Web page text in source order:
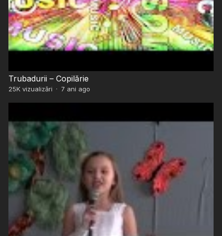
Trubadurii – Copilărie
25Kvizualizări · 7 ani ago